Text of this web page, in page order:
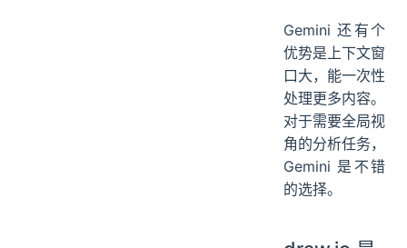
Gemini 还有个
优势是上下文窗
口大，能一次性
处理更多内容。
对于需要全局视
角的分析任务，
Gemini 是不错
的选择。